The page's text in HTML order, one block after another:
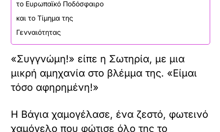
το Ευρωπαϊκό Ποδόσφαιρο
και το Τίμημα της
Γενναιότητας
«Συγγνώμη!» είπε η Σωτηρία, με μια
μικρή αμηχανία στο βλέμμα της. «Είμαι
τόσο αφηρημένη!»
Η Βάγια χαμογέλασε, ένα ζεστό, φωτεινό
χαμόγελο που φώτισε όλο της το